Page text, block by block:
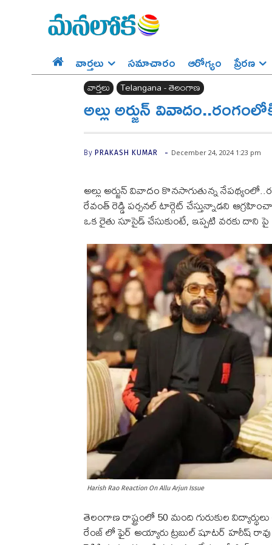
వార్తలు సమాచారం ఆరోగ్యం ప్రేర‌ణ‌
వార్తలు Telangana - తెలంగాణ
అల్లు అర్జున్‌
By PRAKASH KUMAR - December 24, 2024 1:23 pm
అల్లు అర్జున్‌ వివాదం కొనసాగుతున్న
రేవంత్ రెడ్డి పర్సనల్ టార్గెట్ చేస్తున్నాడని
ఒక రైతు సూసైడ్ చేసుకుంటే, ఇప్పటి వరకు
Harish Rao Reaction On Allu Arjun Issue
తెలంగాణ రాష్ట్రంలో 50 మంది గురుకుల
రేంజ్‌ లో ఫైర్‌ అయ్యారు ట్రబుల్‌ షూటర్‌ హరీష్‌